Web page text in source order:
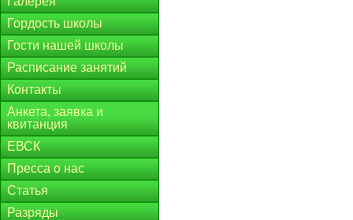
Гордость школы
Гости нашей школы
Расписание занятий
Контакты
Анкета, заявка и
квитанция
ЕВСК
Пресса о нас
Статья
Разряды